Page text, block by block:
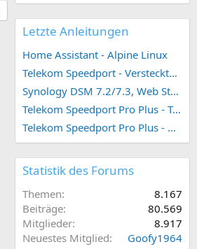
Letzte Anleitungen
Home Assistant - Alpine Linux
Telekom Speedport - Versteckte Konfigurationen
Synology DSM 7.2/7.3, Web Station 4, Webdienst und Webportal erstellen (ehemals vHost)
Telekom Speedport Pro Plus - Telefonie einrichten
Telekom Speedport Pro Plus - Netzwerk einrichten
Statistik des Forums
Themen
8.167
Beiträge
80.569
Mitglieder
8.917
Neuestes Mitglied
Goofy1964